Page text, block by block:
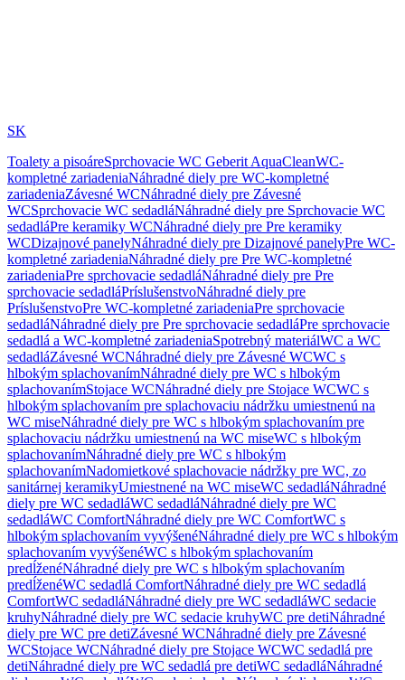
SK
Toalety a pisoáreSprchovacie WC Geberit AquaCleanWC-
kompletné zariadeniaNáhradné diely pre WC-kompletné
zariadeniaZávesné WCNáhradné diely pre Závesné
WCSprchovacie WC sedadláNáhradné diely pre Sprchovacie WC
sedadláPre keramiky WCNáhradné diely pre Pre keramiky
WCDizajnové panelyNáhradné diely pre Dizajnové panelyPre WC-
kompletné zariadeniaNáhradné diely pre Pre WC-kompletné
zariadeniaPre sprchovacie sedadláNáhradné diely pre Pre
sprchovacie sedadláPríslušenstvoNáhradné diely pre
PríslušenstvoPre WC-kompletné zariadeniaPre sprchovacie
sedadláNáhradné diely pre Pre sprchovacie sedadláPre sprchovacie
sedadlá a WC-kompletné zariadeniaSpotrebný materiálWC a WC
sedadláZávesné WCNáhradné diely pre Závesné WCWC s
hlbokým splachovanímNáhradné diely pre WC s hlbokým
splachovanímStojace WCNáhradné diely pre Stojace WCWC s
hlbokým splachovaním pre splachovaciu nádržku umiestnenú na
WC miseNáhradné diely pre WC s hlbokým splachovaním pre
splachovaciu nádržku umiestnenú na WC miseWC s hlbokým
splachovanímNáhradné diely pre WC s hlbokým
splachovanímNadomietkové splachovacie nádržky pre WC, zo
sanitárnej keramikyUmiestnené na WC miseWC sedadláNáhradné
diely pre WC sedadláWC sedadláNáhradné diely pre WC
sedadláWC ComfortNáhradné diely pre WC ComfortWC s
hlbokým splachovaním vyvýšenéNáhradné diely pre WC s hlbokým
splachovaním vyvýšenéWC s hlbokým splachovaním
predĺženéNáhradné diely pre WC s hlbokým splachovaním
predĺženéWC sedadlá ComfortNáhradné diely pre WC sedadlá
ComfortWC sedadláNáhradné diely pre WC sedadláWC sedacie
kruhyNáhradné diely pre WC sedacie kruhyWC pre detiNáhradné
diely pre WC pre detiZávesné WCNáhradné diely pre Závesné
WCStojace WCNáhradné diely pre Stojace WCWC sedadlá pre
detiNáhradné diely pre WC sedadlá pre detiWC sedadláNáhradné